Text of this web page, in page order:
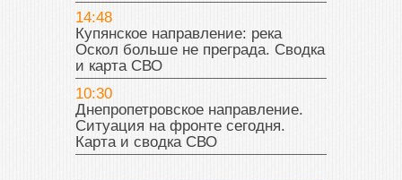
14:48
Купянское направление: река
Оскол больше не преграда. Сводка
и карта СВО
10:30
Днепропетровское направление.
Ситуация на фронте сегодня.
Карта и сводка СВО